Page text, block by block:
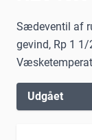
Sædeventil af
gevind, Rp 1 1/
Udgået